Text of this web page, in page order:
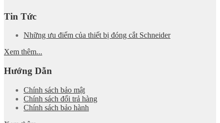
Tin Tức
Những ưu điểm của thiết bị đóng cắt Schneider
Xem thêm...
Hướng Dẫn
Chính sách bảo mật
Chính sách đổi trả hàng
Chính sách bảo hành